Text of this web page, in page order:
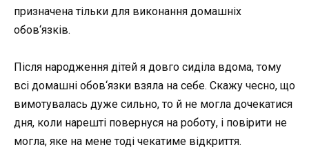
призначена тільки для виконання домашніх
обов‘язків.
Після народження дітей я довго сиділа вдома, тому
всі домашні обов‘язки взяла на себе. Скажу чесно, що
вимотувалась дуже сильно, то й не могла дочекатися
дня, коли нарешті повернуся на роботу, і повірити не
могла, яке на мене тоді чекатиме відкриття.